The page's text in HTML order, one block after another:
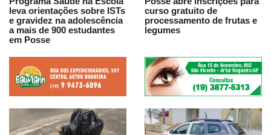
leva orientações sobre ISTs
e gravidez na adolescência
a mais de 900 estudantes
em Posse
curso gratuito de
processamento de frutas e
legumes